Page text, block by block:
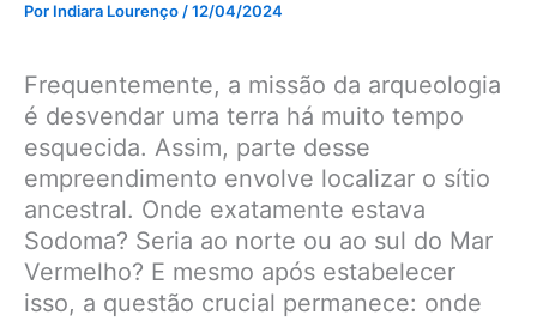
Por Indiara Lourenço /12/04/2024
Frequentemente, a missão da arqueologia
é desvendar uma terra há muito tempo
esquecida. Assim, parte desse
empreendimento envolve localizar o sítio
ancestral. Onde exatamente estava
Sodoma? Seria ao norte ou ao sul do Mar
Vermelho? E mesmo após estabelecer
isso, a questão crucial permanece: onde